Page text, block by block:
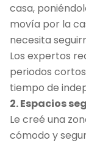
casa,
movía por la
necesita
Los expertos
periodos
tiempo de
2. Espacios
Le creé una
cómodo y